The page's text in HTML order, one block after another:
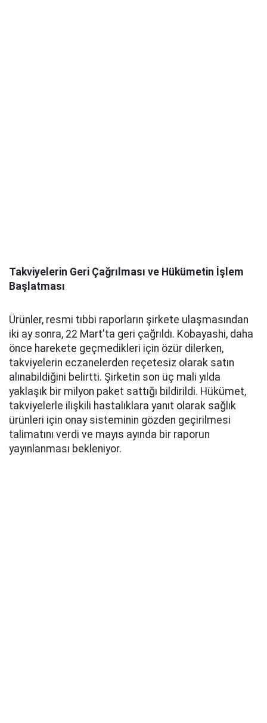
Takviyelerin Geri Çağrılması ve Hükümetin İşlem
Başlatması
Ürünler, resmi tıbbi raporların şirkete ulaşmasından
iki ay sonra, 22 Mart'ta geri çağrıldı. Kobayashi, daha
önce harekete geçmedikleri için özür dilerken,
takviyelerin eczanelerden reçetesiz olarak satın
alınabildiğini belirtti. Şirketin son üç mali yılda
yaklaşık bir milyon paket sattığı bildirildi. Hükümet,
takviyelerle ilişkili hastalıklara yanıt olarak sağlık
ürünleri için onay sisteminin gözden geçirilmesi
talimatını verdi ve mayıs ayında bir raporun
yayınlanması bekleniyor.